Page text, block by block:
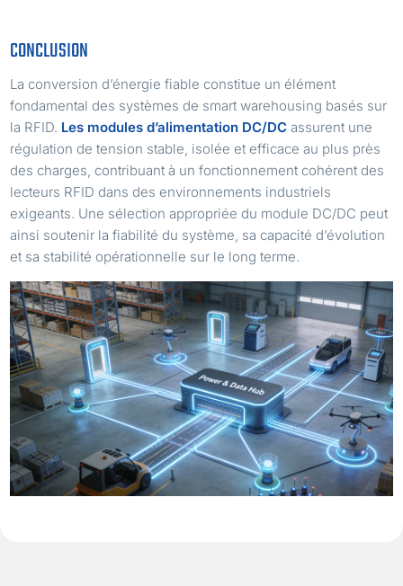
CONCLUSION
La conversion d’énergie fiable constitue un élément
fondamental des systèmes de smart warehousing basés sur
la RFID. Les modules d’alimentation DC/DC assurent une
régulation de tension stable, isolée et efficace au plus près
des charges, contribuant à un fonctionnement cohérent des
lecteurs RFID dans des environnements industriels
exigeants. Une sélection appropriée du module DC/DC peut
ainsi soutenir la fiabilité du système, sa capacité d’évolution
et sa stabilité opérationnelle sur le long terme.